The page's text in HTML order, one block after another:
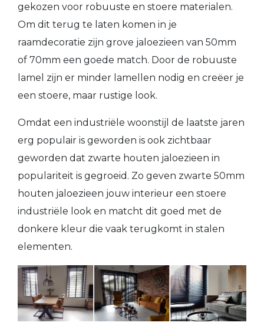
gekozen voor robuuste en stoere materialen.
Om dit terug te laten komen in je
raamdecoratie zijn grove jaloezieen van 50mm
of 70mm een goede match. Door de robuuste
lamel zijn er minder lamellen nodig en creëer je
een stoere, maar rustige look.
Omdat een industriële woonstijl de laatste jaren
erg populair is geworden is ook zichtbaar
geworden dat zwarte houten jaloezieen in
populariteit is gegroeid. Zo geven zwarte 50mm
houten jaloezieen jouw interieur een stoere
industriële look en matcht dit goed met de
donkere kleur die vaak terugkomt in stalen
elementen.